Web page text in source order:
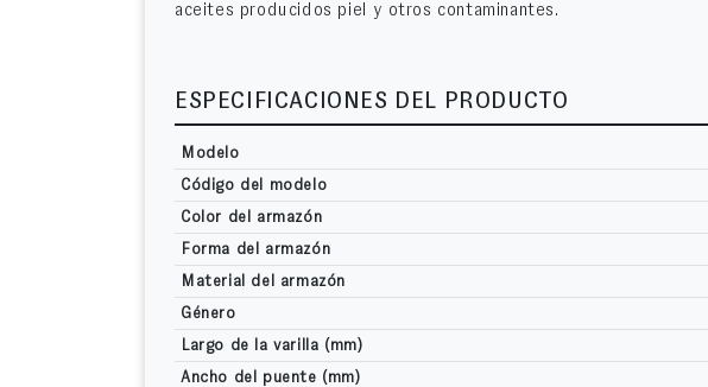
aceites producidos piel y otros contaminantes.
ESPECIFICACIONES DEL PRODUCTO
Modelo
Código del modelo
Color del armazón
Forma del armazón
Material del armazón
Género
Largo de la varilla (mm)
Ancho del puente (mm)